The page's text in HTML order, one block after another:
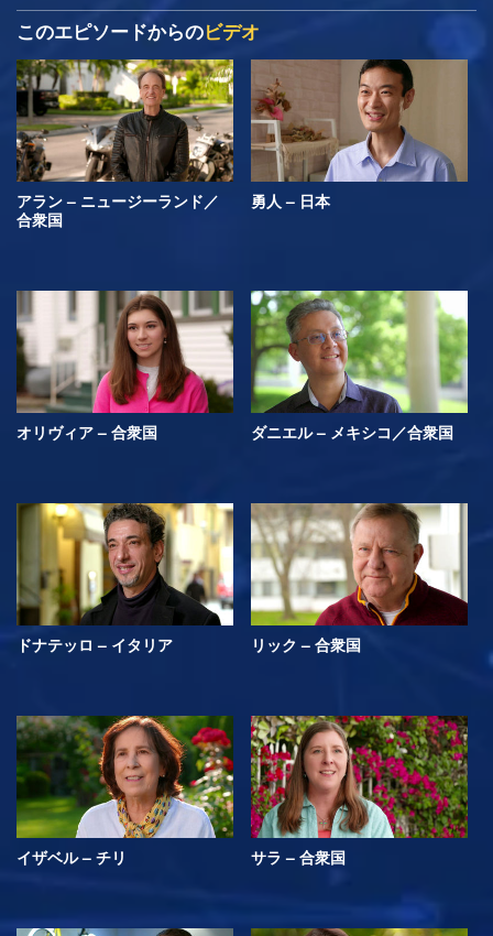
このエピソードからのビデオ
アラン – ニュージーランド／
合衆国
勇人 – 日本
オリヴィア – 合衆国 ダニエル – メキシコ／合衆国
ドナテッロ – イタリア リック – 合衆国
イザベル – チリ サラ – 合衆国